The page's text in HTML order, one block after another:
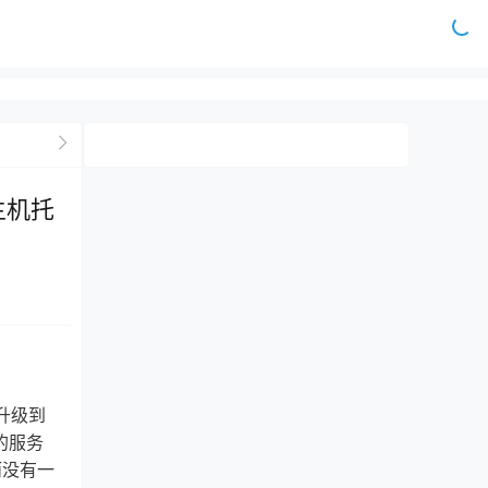
托
级到
服务
有一